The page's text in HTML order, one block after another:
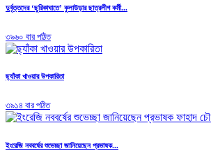
দুর্বৃত্তদের ‘ছুরিকাঘাতে’ কুলাউড়ার ছাত্রলীগ কর্মী...
৩৯৬০ বার পঠিত
ছ্যাঁকা খাওয়ার উপকারিতা
৩৯১৪ বার পঠিত
ইংরেজি নববর্ষের শুভেচ্ছা জানিয়েছেন প্রভাষক...